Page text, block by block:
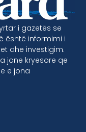
i gazetës se
është informimi i
dhe investigim.
jone kryesore qe
e jona